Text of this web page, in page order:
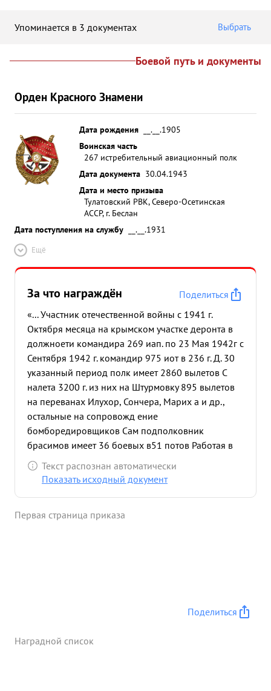
Упоминается в 3 документах Выбрать
Боевой путь и документы
Орден Красного Знамени
Дата рождения
__.__.1905
Воинская часть
267 истребительный авиационный полк
Дата документа 30.04.1943
Дата и место призыва
Тулатовский РВК, Северо-Осетинская
АССР, г. Беслан
Дата поступления на службу
__.__.1931
Ещё
За что награждён
Поделиться
«... Участник отечественной войны с 1941 г.
Октября месяца на крымском участке деронта в
должноети командира 269 иап. по 23 Мая 1942г с
Сентября 1942 г. командир 975 иот в 236 г. Д. 30
указанный период полк имеет 2860 вылетов С
налета 3200 г. из них на Штурмовку 895 вылетов
на переванах Илухор, Сончера, Марих а и др.,
остальные на сопровожд ение
бомборедировщиков Сам подполковник
брасимов имеет 36 боевых в51 потов Работая в
267 нап. 5 ВА. был переброшен в Гелендник для
со действия частям 18 армии. За короткий срок
подбита Лично под полковник Герасимов за
организация и и нструктора Летного состава истр.
истребителей 16 было. ...»
Текст распознан автоматически
Показать исходный документ
Первая страница приказа
Поделиться
Наградной список